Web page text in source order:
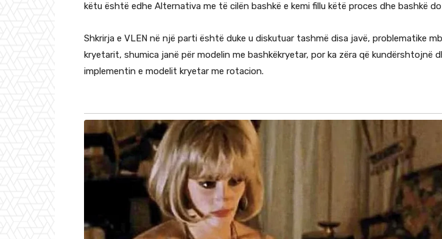
këtu është edhe Alternativa me të cilën bashkë e kemi fillu këtë proces dhe bashkë
Shkrirja e VLEN në një parti është duke u diskutuar tashmë disa javë, problematike
kryetarit, shumica janë për modelin me bashkëkryetar, por ka zëra që kundërshtojnë
implementin e modelit kryetar me rotacion.